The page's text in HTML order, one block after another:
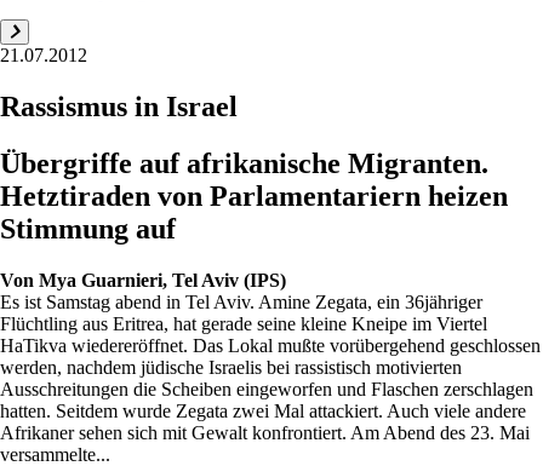
21.07.2012
Rassismus in Israel
Übergriffe auf afrikanische Migranten.
Hetztiraden von Parlamentariern heizen
Stimmung auf
Von Mya Guarnieri, Tel Aviv (IPS)
Es ist Samstag abend in Tel Aviv. Amine Zegata, ein 36jähriger
Flüchtling aus Eritrea, hat gerade seine kleine Kneipe im Viertel
HaTikva wiedereröffnet. Das Lokal mußte vorübergehend geschlossen
werden, nachdem jüdische Israelis bei rassistisch motivierten
Ausschreitungen die Scheiben eingeworfen und Flaschen zerschlagen
hatten. Seitdem wurde Zegata zwei Mal attackiert. Auch viele andere
Afrikaner sehen sich mit Gewalt konfrontiert. Am Abend des 23. Mai
versammelte...